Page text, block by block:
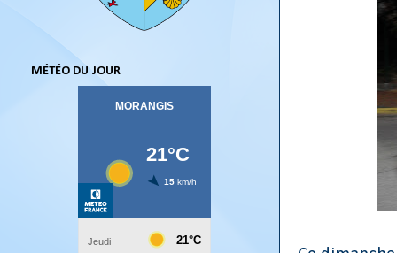
MÉTÉO DU JOUR